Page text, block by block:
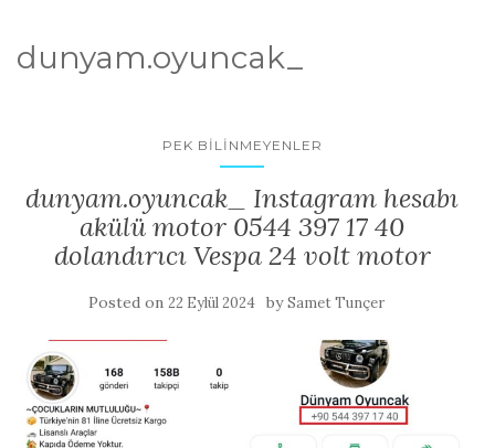
dunyam.oyuncak_
PEK BILINMEYENLER
dunyam.oyuncak_ Instagram hesabı
akülü motor 0544 397 17 40
dolandırıcı Vespa 24 volt motor
Posted on 22 Eylül 2024 bySamet Tunçer